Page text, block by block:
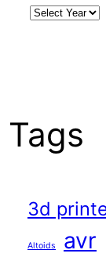
Tags
3d
Altoids avr